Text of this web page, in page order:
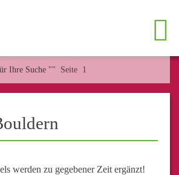
Ihre Suche "" Seite 1
werden zu gegebener Zeit ergänzt!